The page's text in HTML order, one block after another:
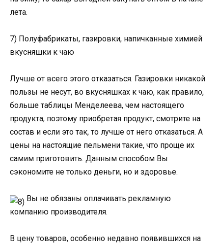
лета.
7) Полуфабрикаты, газировки, напичканные химией
вкусняшки к чаю
Лучше от всего этого отказаться. Газировки никакой
пользы не несут, во вкусняшках к чаю, как правило,
больше таблицы Менделеева, чем настоящего
продукта, поэтому приобретая продукт, смотрите на
состав и если это так, то лучше от него отказаться. А
цены на настоящие пельмени такие, что проще их
самим приготовить. Данным способом Вы
сэкономите не только деньги, но и здоровье.
Вы не обязаны оплачивать рекламную
компанию производителя.
В цену товаров, особенно недавно появившихся на